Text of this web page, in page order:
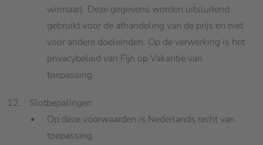
winnaar). Deze gegevens worden uitsluitend
gebruikt voor de afhandeling van de prijs en niet
voor andere doeleinden. Op de verwerking is het
privacybeleid van Fijn op Vakantie van
toepassing.
Slotbepalingen
Op deze voorwaarden is Nederlands recht van
toepassing.